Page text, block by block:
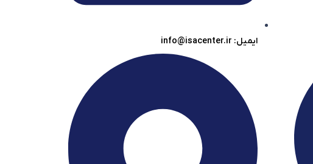
ایمیل: info@isacenter.ir